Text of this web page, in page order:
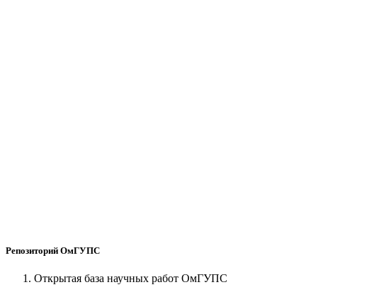
Репозиторий ОмГУПС
Открытая база научных работ ОмГУПС